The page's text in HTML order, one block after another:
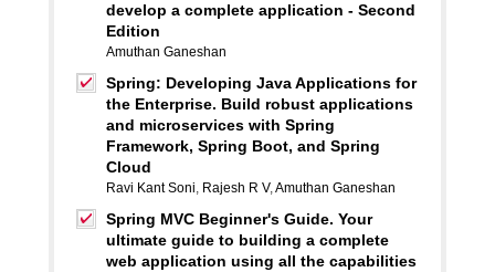
develop a complete application - Second
Edition
Amuthan Ganeshan
Spring: Developing Java Applications for
the Enterprise. Build robust applications
and microservices with Spring
Framework, Spring Boot, and Spring
Cloud
Ravi Kant Soni, Rajesh R V,Amuthan Ganeshan
Spring MVC Beginner's Guide. Your
ultimate guide to building a complete
web application using all the capabilities